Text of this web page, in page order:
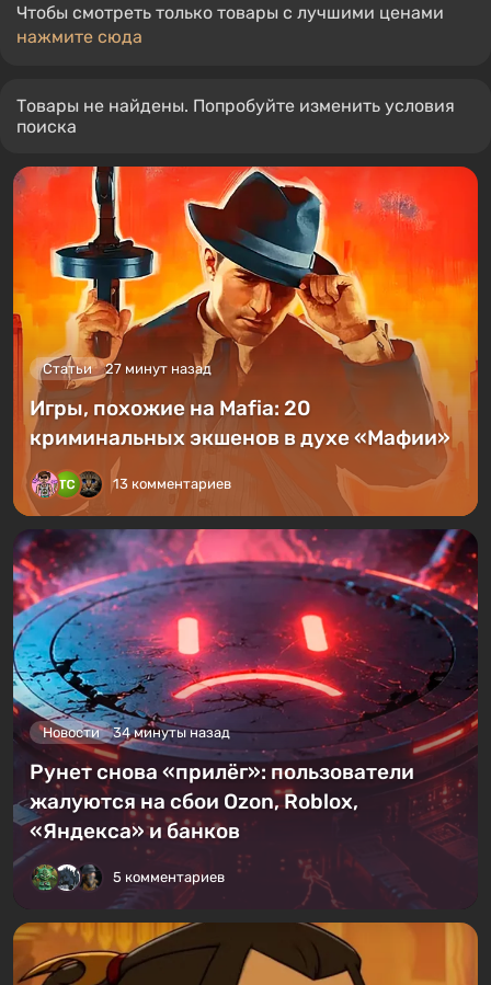
Чтобы смотреть только товары с лучшими ценами
нажмите сюда
Товары не найдены. Попробуйте изменить условия
поиска
Статьи 27 минут назад
Игры, похожие на Mafia: 20
криминальных экшенов в духе «Мафии»
13 комментариев
Новости 34 минуты назад
Рунет снова «прилёг»: пользователи
жалуются на сбои Ozon, Roblox,
«Яндекса» и банков
5 комментариев